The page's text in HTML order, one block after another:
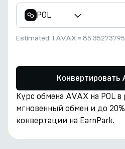
POL
Estimated: 1 AVAX ≈
Конвертировать
Курс обмена AVAX на POL
мгновенный обмен и до
конвертации на EarnPark.